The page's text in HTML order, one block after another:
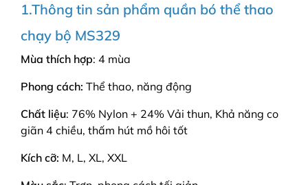
1.Thông tin sản phẩm quần bó thể thao
chạy bộ MS329
Mùa thích hợp: 4 mùa
Phong cách: Thể thao, năng động
Chất liệu: 76% Nylon + 24% Vải thun, Khả năng co
giãn 4 chiều, thấm hút mồ hôi tốt
Kích cỡ: M, L, XL, XXL